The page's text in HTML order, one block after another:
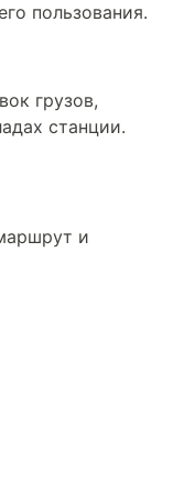
пользования.
грузов,
станции.
и